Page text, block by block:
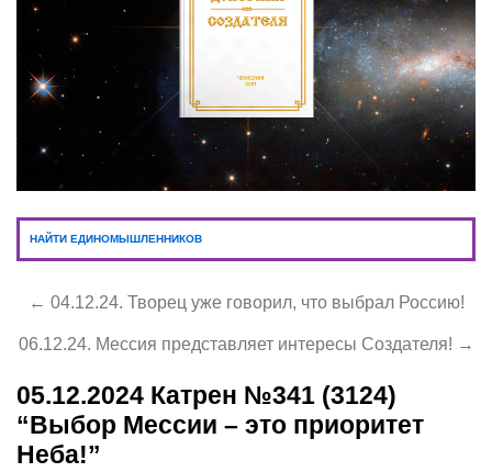
НАЙТИ ЕДИНОМЫШЛЕННИКОВ
← 04.12.24. Творец уже говорил, что выбрал Россию!
06.12.24. Мессия представляет интересы Создателя! →
05.12.2024 Катрен №341 (3124)
“Выбор Мессии – это приоритет
Неба!”